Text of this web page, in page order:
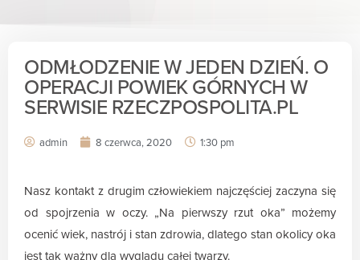
ODMŁODZENIE W JEDEN DZIEŃ. O
OPERACJI POWIEK GÓRNYCH W
SERWISIE RZECZPOSPOLITA.PL
admin 8 czerwca, 2020 1:30 pm
Nasz kontakt z drugim człowiekiem najczęściej zaczyna się
od spojrzenia w oczy. „Na pierwszy rzut oka” możemy
ocenić wiek, nastrój i stan zdrowia, dlatego stan okolicy oka
jest tak ważny dla wyglądu całej twarzy.